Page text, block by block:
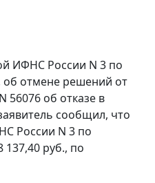
ИФНС России N 3 по
об отмене решений от
56076 об отказе в
сообщил, что
России N 3 по
руб., по